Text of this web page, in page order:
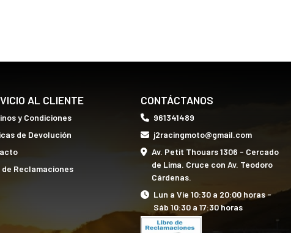
AL CLIENTE
y Condiciones
de Devolución
de Reclamaciones
CONTÁCTANOS
961341489
j2racingmoto@gmail.com
Av. Petit Thouars 1306 - Cercado
de Lima. Cruce con Av. Teodoro
Cárdenas.
Lun a Vie 10:30 a 20:00 horas -
Sáb 10:30 a 17:30 horas